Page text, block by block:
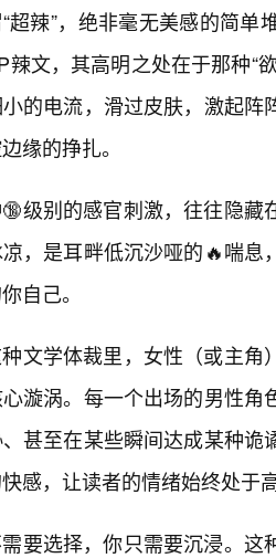
超辣”，绝非毫无美感的简
辣文，其高明之处在于那种“
的电流，滑过皮肤，激起
缘的挣扎。
级别的感官刺激，往往隐
，是耳畔低沉沙哑的🔥喘
自己。
文学体裁里，女性（或主角
漩涡。每一个出场的男性
甚至在某些瞬间达成某种
感，让读者的情绪始终处于
要选择，你只需要沉浸。这